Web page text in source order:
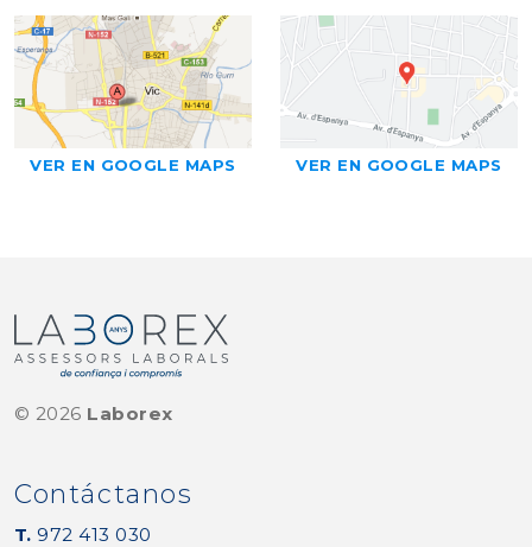
VER EN GOOGLE MAPS VER EN GOOGLE MAPS
© 2026 Laborex
Contáctanos
T.972 413 030